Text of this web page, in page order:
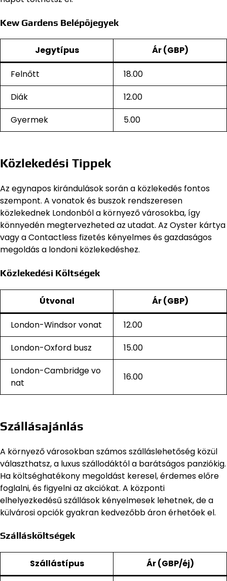
Kew Gardens Belépőjegyek
Jegytípus Ár (GBP)
Felnőtt
18.00
Diák
12.00
Gyermek
5.00
Közlekedési Tippek
Az egynapos kirándulások során a közlekedés fontos
szempont. A vonatok és buszok rendszeresen
közlekednek Londonból a környező városokba, így
könnyedén megtervezheted az utadat. Az Oyster kártya
vagy a Contactless fizetés kényelmes és gazdaságos
megoldás a londoni közlekedéshez.
Közlekedési Költségek
Útvonal Ár (GBP)
London-Windsor vonat
12.00
London-Oxford busz
15.00
London-Cambridge vo
nat
16.00
Szállásajánlás
A környező városokban számos szálláslehetőség közül
választhatsz, a luxus szállodáktól a barátságos panziókig.
Ha költséghatékony megoldást keresel, érdemes előre
foglalni, és figyelni az akciókat. A központi
elhelyezkedésű szállások kényelmesek lehetnek, de a
külvárosi opciók gyakran kedvezőbb áron érhetőek el.
Szállásköltségek
Szállástípus Ár (GBP/éj)